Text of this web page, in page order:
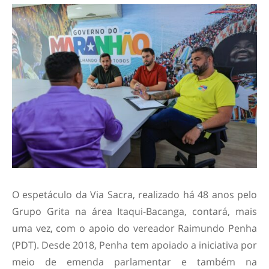
O espetáculo da Via Sacra, realizado há 48 anos pelo
Grupo Grita na área Itaqui-Bacanga, contará, mais
uma vez, com o apoio do vereador Raimundo Penha
(PDT). Desde 2018, Penha tem apoiado a iniciativa por
meio de emenda parlamentar e também na